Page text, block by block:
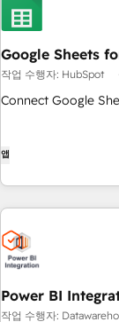
Google Sheets
작업 수행자: HubSpot
Connect Google
앱
Power BI
작업 수행자: